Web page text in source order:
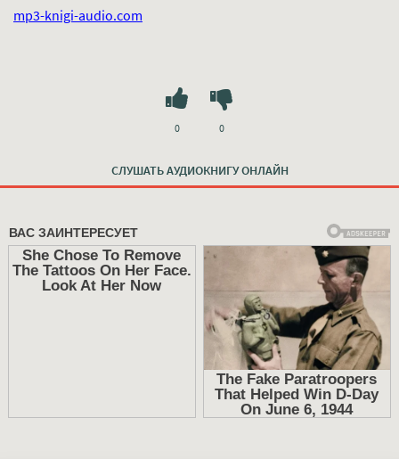
mp3-knigi-audio.com
СЛУШАТЬ АУДИОКНИГУ ОНЛАЙН
0 0